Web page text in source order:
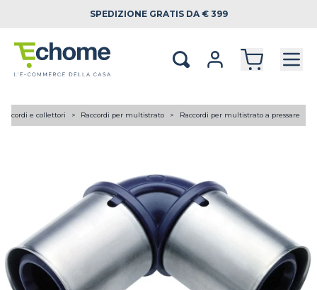
SPEDIZIONE GRATIS DA € 399
e collettori Raccordi per multistrato Raccordi per multistrato a pressare